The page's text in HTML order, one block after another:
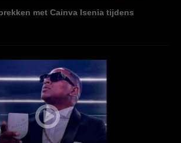
met Cainva Isenia tijdens